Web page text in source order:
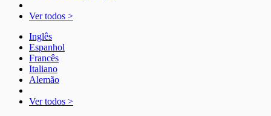
Ver todos >
Inglês
Espanhol
Francês
Italiano
Alemão
Ver todos >